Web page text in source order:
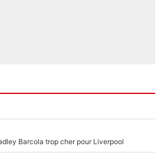
Barcola trop cher pour Liverpool